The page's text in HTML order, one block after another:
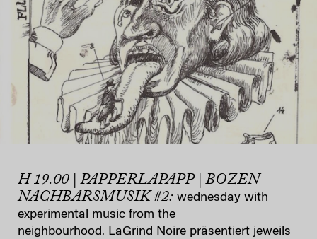
H 19.00 | PAPPERLAPAPP | BOZEN
NACHBARSMUSIK #2: wednesday with
experimental music from the
neighbourhood. LaGrind Noire präsentiert jeweils